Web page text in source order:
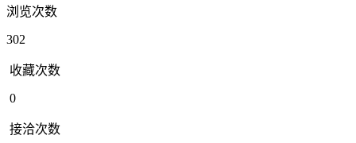
浏览次数
302
收藏次数
0
接洽次数